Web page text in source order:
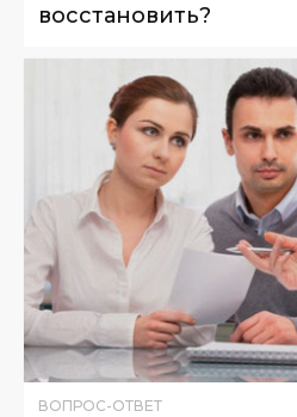
восстановить?
ВОПРОС-ОТВЕТ